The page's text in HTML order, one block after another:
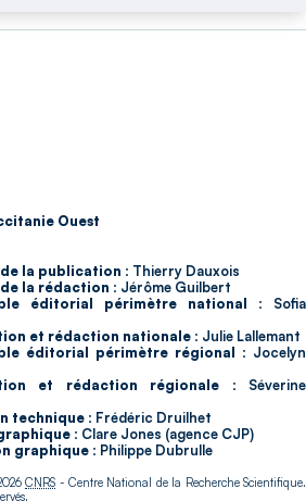
Ouest
la publication : Thierry Dauxois
la rédaction : Jérôme Guilbert
éditorial périmètre national : Sofia
et rédaction nationale : Julie Lallemant
éditorial périmètre régional : Jocelyn
et rédaction régionale : Séverine
technique : Frédéric Druilhet
: Clare Jones (agence CJP)
graphique : Philippe Dubrulle
CNRS - Centre National de la Recherche Scientifique.